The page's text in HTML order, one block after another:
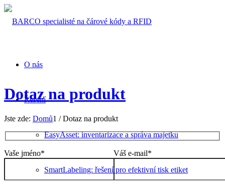
O nás
Řešení
EasyAsset: inventarizace a správa majetku
SmartLabeling: řešení pro efektivní tisk etiket
Dotaz na produkt
Jste zde: Domů1 / Dotaz na produkt
Vaše jméno* Váš e-mail*